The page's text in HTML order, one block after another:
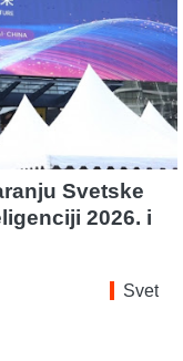
Svetske
2026. i
Svet